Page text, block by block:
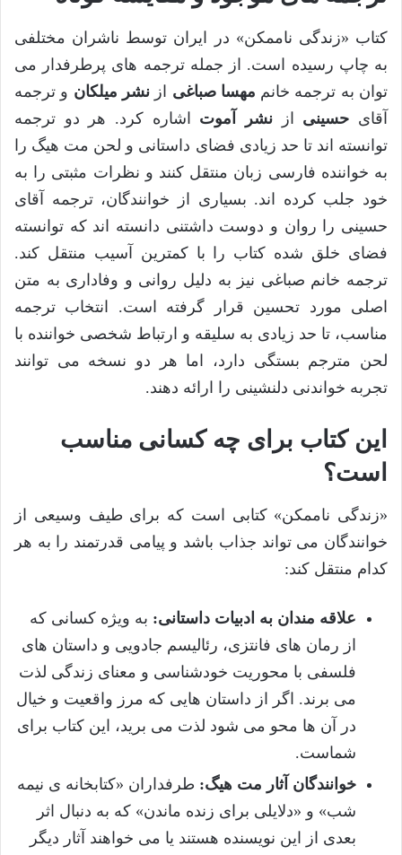
کتاب «زندگی ناممکن» در ایران توسط ناشران مختلفی
به چاپ رسیده است. از جمله ترجمه های پرطرفدار می
توان به ترجمه خانم مهسا صباغی ازنشر میلکان و ترجمه
آقای حسینی از نشر آموت اشاره کرد. هر دو ترجمه
توانسته اند تا حد زیادی فضای داستانی و لحن مت هیگ را
به خواننده فارسی زبان منتقل کنند و نظرات مثبتی را به
خود جلب کرده اند. بسیاری از خوانندگان، ترجمه آقای
حسینی را روان و دوست داشتنی دانسته اند که توانسته
فضای خلق شده کتاب را با کمترین آسیب منتقل کند.
ترجمه خانم صباغی نیز به دلیل روانی و وفاداری به متن
اصلی مورد تحسین قرار گرفته است. انتخاب ترجمه
مناسب، تا حد زیادی به سلیقه و ارتباط شخصی خواننده با
لحن مترجم بستگی دارد، اما هر دو نسخه می توانند
تجربه خواندنی دلنشینی را ارائه دهند.
این کتاب برای چه کسانی مناسب
است؟
«زندگی ناممکن» کتابی است که برای طیف وسیعی از
خوانندگان می تواند جذاب باشد و پیامی قدرتمند را به هر
کدام منتقل کند:
علاقه مندان به ادبیات داستانی: به ویژه کسانی که
از رمان های فانتزی، رئالیسم جادویی و داستان های
فلسفی با محوریت خودشناسی و معنای زندگی لذت
می برند. اگر از داستان هایی که مرز واقعیت و خیال
در آن ها محو می شود لذت می برید، این کتاب برای
شماست.
خوانندگان آثار مت هیگ: طرفداران «کتابخانه ی نیمه
شب» و «دلایلی برای زنده ماندن» که به دنبال اثر
بعدی از این نویسنده هستند یا می خواهند آثار دیگر